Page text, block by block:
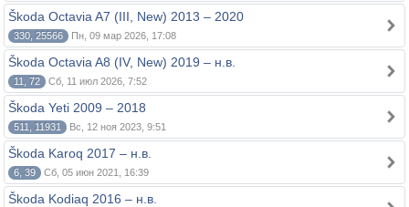
Škoda Octavia A7 (III, New) 2013 – 2020
330, 25566 Пн, 09 мар 2026, 17:08
Škoda Octavia A8 (IV, New) 2019 – н.в.
11, 72 Сб, 11 июл 2026, 7:52
Škoda Yeti 2009 – 2018
511, 11931 Вс, 12 ноя 2023, 9:51
Škoda Karoq 2017 – н.в.
6, 39 Сб, 05 июн 2021, 16:39
Škoda Kodiaq 2016 – н.в.